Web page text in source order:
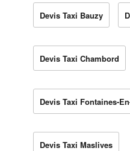
Devis Taxi Bauzy
Devis Taxi Chambord
Devis Taxi Fontaines-
Devis Taxi Maslives